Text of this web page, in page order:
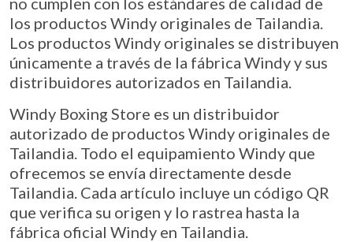
los productos Windy originales de Tailandia.
Los productos Windy originales se distribuyen
únicamente a través de la fábrica Windy y sus
distribuidores autorizados en Tailandia.
Windy Boxing Store es un distribuidor
autorizado de productos Windy originales de
Tailandia. Todo el equipamiento Windy que
ofrecemos se envía directamente desde
Tailandia. Cada artículo incluye un código QR
que verifica su origen y lo rastrea hasta la
fábrica oficial Windy en Tailandia.